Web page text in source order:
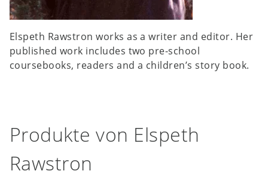
Elspeth Rawstron works as a writer and editor. Her
published work includes two pre-school
coursebooks, readers and a children’s story book.
Produkte von Elspeth
Rawstron